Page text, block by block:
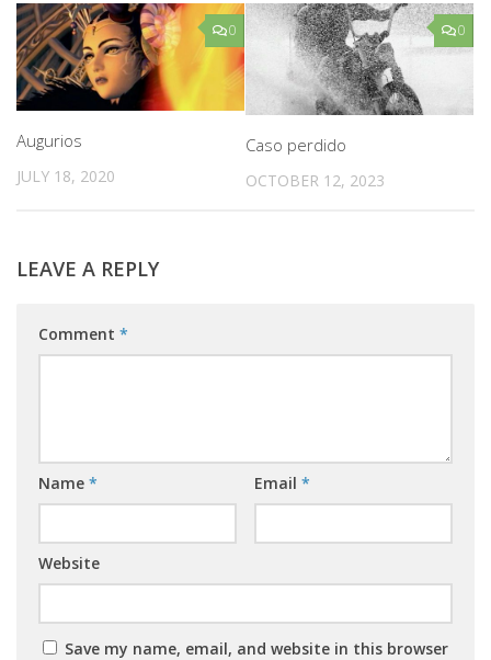
0
Augurios
JULY 18, 2020
0
Caso perdido
OCTOBER 12, 2023
LEAVE A REPLY
Comment *
Name * Email *
Website
Save my name, email, and website in this browser